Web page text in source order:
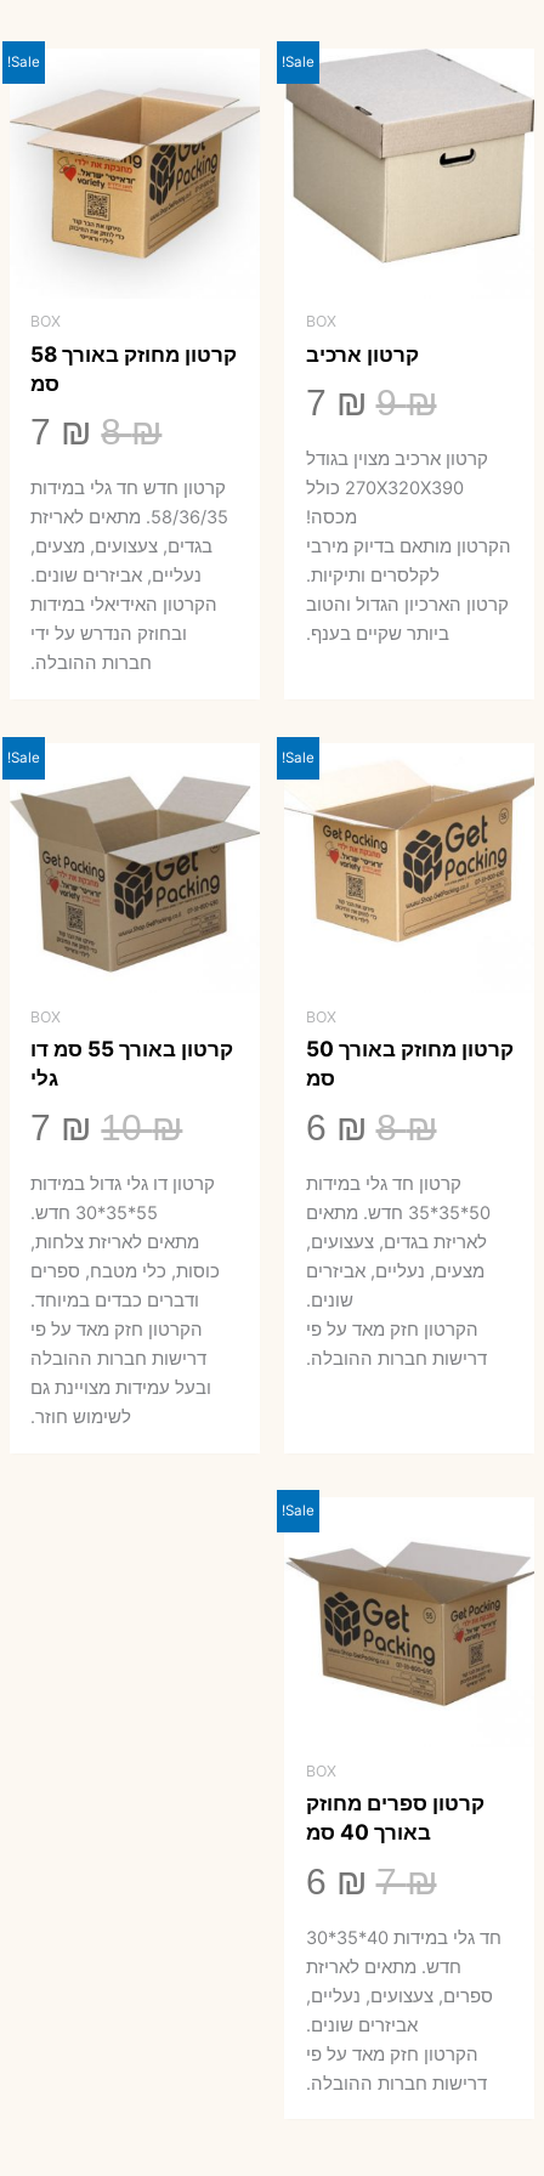
29 ₪.
23 ₪.
Sale!
BOX
קרטון ארכיב
9₪
המחיר
המקורי
היה:
9 ₪.
7 ₪
הנוכחי
הוא:
קרטון ארכיב מצוין בגודל
270X320X390 כולל
מכסה!
הקרטון מותאם בדיוק מירבי
לקלסרים ותיקיות.
קרטון הארכיון הגדול והטוב
ביותר שקיים בענף.
Sale!
BOX
קרטון מחוזק באורך 58
סמ
8₪
היה:
8 ₪.
7 ₪
7 ₪.
קרטון חדש חד גלי במידות
58/36/35. מתאים לאריזת
בגדים, צעצועים, מצעים,
נעליים, אביזרים שונים.
הקרטון האידיאלי במידות
ובחוזק הנדרש על ידי
חברות ההובלה.
Sale!
BOX
קרטון מחוזק באורך 50
סמ
8₪
המחיר
המקורי
היה:
8 ₪.
6 ₪
הנוכחיקרטון חד גלי במידות
50*35*35 חדש. מתאים
לאריזת בגדים, צעצועים,
מצעים, נעליים, אביזרים
שונים.
הקרטון חזק מאד על פי
דרישות חברות ההובלה.
Sale!
BOX
קרטון באורך 55 סמ דו
גלי
10₪
היה:
10 ₪.
7 ₪
7 ₪.
קרטון דו גלי גדול במידות
55*35*30 חדש.
מתאים לאריזת צלחות,
כוסות, כלי מטבח, ספרים
ודברים כבדים במיוחד.
הקרטון חזק מאד על פי
דרישות חברות ההובלה
ובעל עמידות מצויינת גם
לשימוש חוזר.
Sale!
BOX
קרטון ספרים מחוזק
באורך 40 סמ
7₪
המחיר
המקורי
היה:
7 ₪.
6 ₪
הוא:
חד גלי במידות 40*35*30
חדש. מתאים לאריזת
ספרים, צעצועים, נעליים,
אביזרים שונים.
הקרטון חזק מאד על פי
דרישות חברות ההובלה.